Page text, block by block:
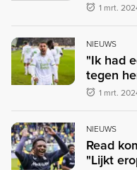
1 mrt.
NIEUWS
"Ik had
tegen
1 mrt.
NIEUWS
Read
"Lijkt